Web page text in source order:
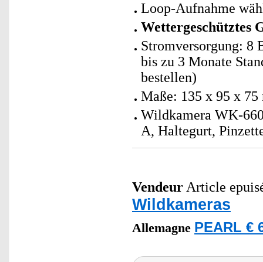
Loop-Aufnahme
Wettergeschütztes
Stromversorgung: 8
bis zu 3 Monate
bestellen)
Maße: 135 x 95 x
Wildkamera WK-
A, Haltegurt,
Vendeur Article
Wildkameras
Allemagne PEARL €